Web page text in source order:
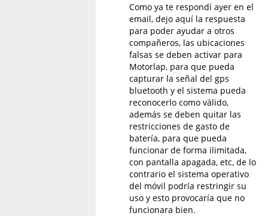
Como ya te respondí ayer en el
email, dejo aquí la respuesta
para poder ayudar a otros
compañeros, las ubicaciones
falsas se deben activar para
Motorlap, para que pueda
capturar la señal del gps
bluetooth y el sistema pueda
reconocerlo como válido,
además se deben quitar las
restricciones de gasto de
batería, para que pueda
funcionar de forma ilimitada,
con pantalla apagada, etc, de lo
contrario el sistema operativo
del móvil podría restringir su
uso y esto provocaría que no
funcionara bien.